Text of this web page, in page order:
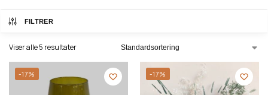
FILTRER
Viser alle 5 resultater
-17% -17%